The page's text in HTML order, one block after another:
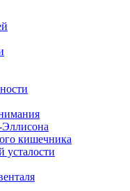
кишечника
усталости